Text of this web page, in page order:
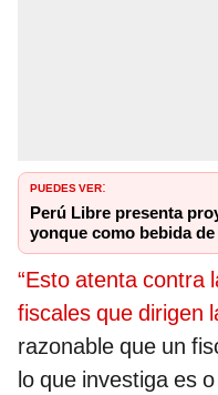
PUEDES VER:
Perú Libre presenta
yonque como bebida
“Esto atenta contra
fiscales que dirigen
razonable que un
lo que investiga es